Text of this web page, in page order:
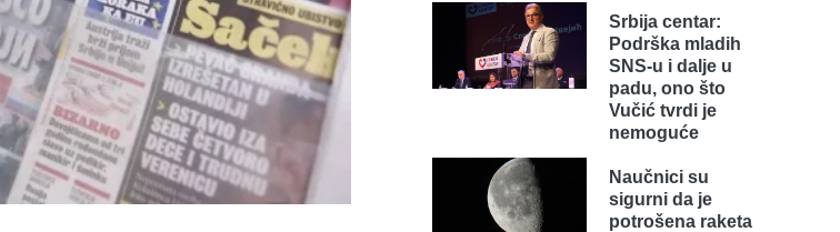
Srbija centar:
Podrška mladih
SNS-u i dalje u
padu, ono što
Vučić tvrdi je
nemoguće
Naučnici su
sigurni da je
potrošena raketa